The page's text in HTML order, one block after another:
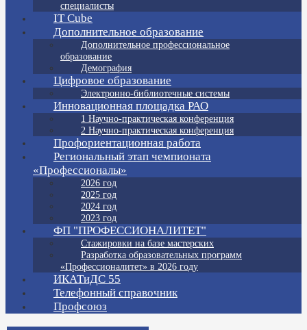
специалисты
IT Cube
Дополнительное образование
Дополнительное профессиональное
образование
Демография
Цифровое образование
Электронно-библиотечные системы
Инновационная площадка РАО
1 Научно-практическая конференция
2 Научно-практическая конференция
Профориентационная работа
Региональный этап чемпионата
«Профессионалы»
2026 год
2025 год
2024 год
2023 год
ФП "ПРОФЕССИОНАЛИТЕТ"
Стажировки на базе мастерских
Разработка образовательных программ
«Профессионалитет» в 2026 году
ИКАТиДС 55
Телефонный справочник
Профсоюз